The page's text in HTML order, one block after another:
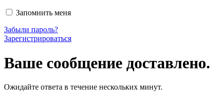
Запомнить меня
Забыли пароль?
Зарегистрироваться
Ваше сообщение доставлено.
Ожидайте ответа в течение нескольких минут.